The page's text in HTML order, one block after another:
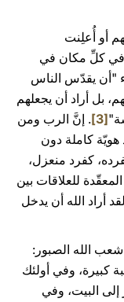
أو أُعلِنت
في كلِّ مكان في
"أن يقدّس الناس
بل أراد أن يجعلهم
[3]
. إنَّ الرب ومن
كاملة دون
كفرد منعزل،
المعقّدة للعلاقات بين
أراد الله أن يدخل
الله الصبور:
كبيرة، وفي أولئك
إلى البيت، وفي